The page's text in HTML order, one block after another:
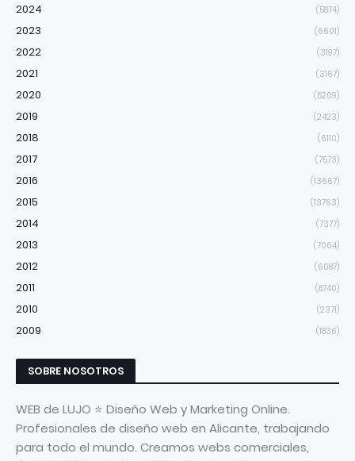
2024 (5874)
2023 (6601)
2022 (3197)
2021 (3167)
2020 (5209)
2019 (2423)
2018 (6110)
2017 (7573)
2016 (13667)
2015 (13763)
2014 (7377)
2013 (7064)
2012 (6087)
2011 (8740)
2010 (2371)
2009 (1836)
SOBRE NOSOTROS
WEB de LUJO ⭐ Diseño Web y Marketing Online.
Profesionales de diseño web en Alicante, trabajando
para todo el mundo. Creamos webs comerciales,